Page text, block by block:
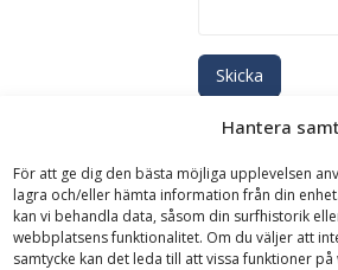
Hantera
För att ge dig den bästa möjliga upplevelsen
lagra och/eller hämta information från din
kan vi behandla data, såsom din surfhistorik
webbplatsens funktionalitet. Om du väljer att
samtycke kan det leda till att vissa funktioner
Skicka
Hjullastare &